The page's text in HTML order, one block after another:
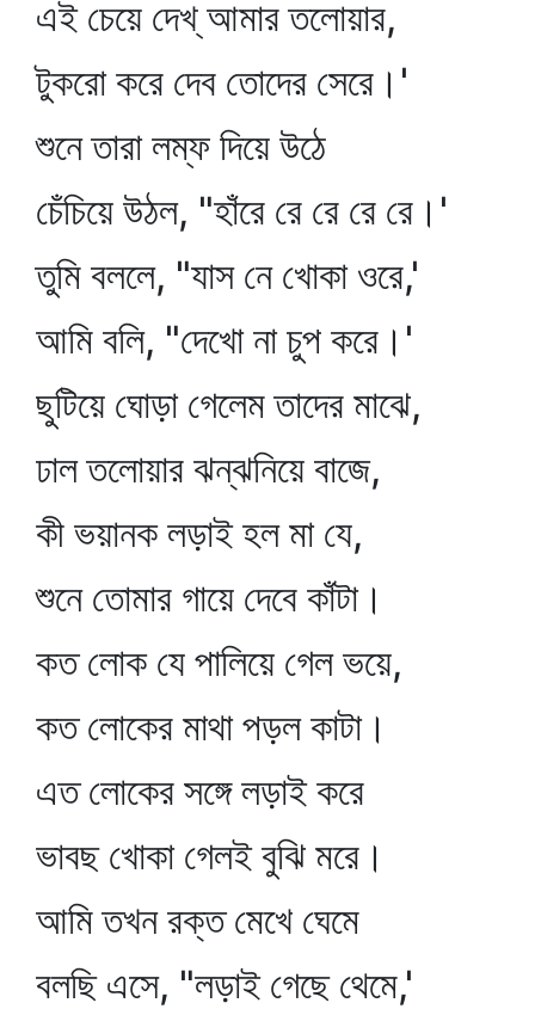
এই চেয়ে দেখ্‌ আমার তলোয়ার,
টুকরো করে দেব তোদের সেরে।'
শুনে তারা লম্ফ দিয়ে উঠে
চেঁচিয়ে উঠল, "হাঁরে রে রে রে রে।'
তুমি বললে, "যাস নে খোকা ওরে,'
আমি বলি, "দেখো না চুপ করে।'
ছুটিয়ে ঘোড়া গেলেম তাদের মাঝে,
ঢাল তলোয়ার ঝন্‌ঝনিয়ে বাজে,
কী ভয়ানক লড়াই হল মা যে,
শুনে তোমার গায়ে দেবে কাঁটা।
কত লোক যে পালিয়ে গেল ভয়ে,
কত লোকের মাথা পড়ল কাটা।
এত লোকের সঙ্গে লড়াই করে
ভাবছ খোকা গেলই বুঝি মরে।
আমি তখন রক্ত মেখে ঘেমে
বলছি এসে, "লড়াই গেছে থেমে,'